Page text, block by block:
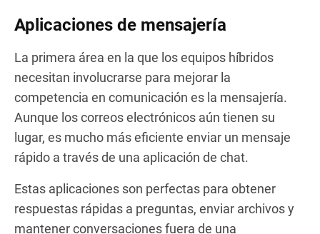
Aplicaciones de mensajería
La primera área en la que los equipos híbridos
necesitan involucrarse para mejorar la
competencia en comunicación es la mensajería.
Aunque los correos electrónicos aún tienen su
lugar, es mucho más eficiente enviar un mensaje
rápido a través de una aplicación de chat.
Estas aplicaciones son perfectas para obtener
respuestas rápidas a preguntas, enviar archivos y
mantener conversaciones fuera de una